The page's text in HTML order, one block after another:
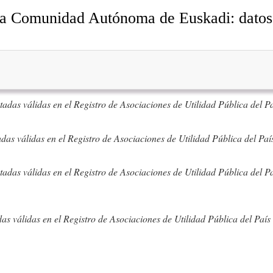
Autónoma de Euskadi:
válidas en el Registro de Asociaciones de Utilidad Pública del
válidas en el Registro de Asociaciones de Utilidad Pública del
válidas en el Registro de Asociaciones de Utilidad Pública del
válidas en el Registro de Asociaciones de Utilidad Pública del